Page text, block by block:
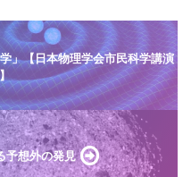
」【日本物理学会市民科学講演
予想外の発見